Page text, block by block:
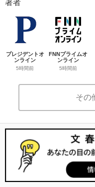
著者
プレジデントオ
ンライン
5時間前
FNNプライムオ
ンライン
5時間前
その